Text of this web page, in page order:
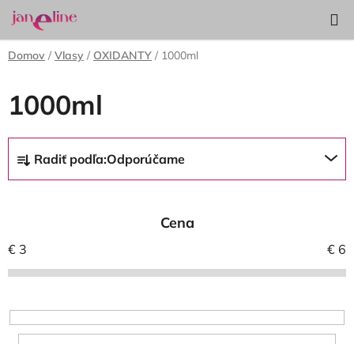
Prejsť
na
obsah
KOŠÍK
Domov / Vlasy / OXIDANTY / 1000ml
1000ml
a
d
i
e
r
o
Radiť podľa:Odporúčame
Cena
€ 3 € 6